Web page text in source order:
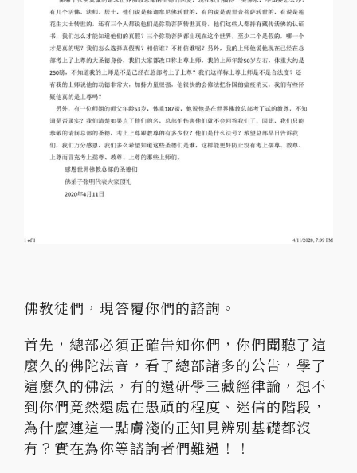
佛教徒們，現答覆你們的諮詢。
首先，總部必須正確告知你們，你們聞聽了這
麼久的佛陀法音，看了總部諸多的公告，學了
這麼久的佛法，有的還研學三藏經律論，想不
到你們竟然還處在愚頑的程度、迷信的階段，
為什麼連這一點膚淺的正知見辨別基礎都沒
有？實在為你等諮詢者們難過！！